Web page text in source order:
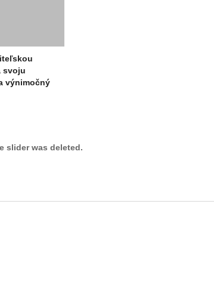
svoju
výnimočný
slider was deleted.